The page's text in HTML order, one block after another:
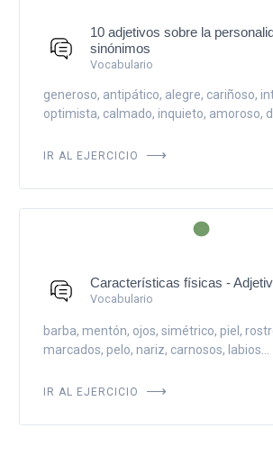
10 adjetivos sobre la
sinónimos
Vocabulario
generoso, antipático, alegre, cariñoso,
optimista, calmado, inquieto, amoroso,
IR AL EJERCICIO
Características físicas -
Vocabulario
barba, mentón, ojos, simétrico, piel,
marcados, pelo, nariz, carnosos, labios...
IR AL EJERCICIO